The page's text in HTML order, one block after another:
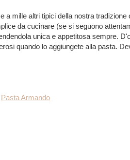
mille altri tipici della nostra tradizione
da cucinare (se si seguono
unica e appetitosa sempre.
quando lo aggiungete alla pasta.
Pasta Armando